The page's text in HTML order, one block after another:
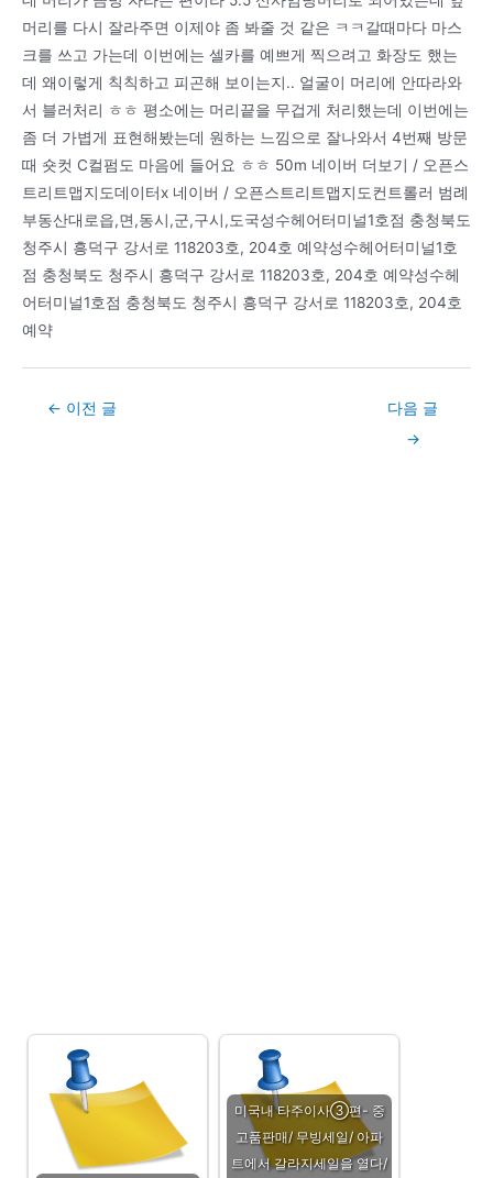
머리를 다시 잘라주면 이제야 좀 봐줄 것 같은 ㅋㅋ갈때마다 마스
크를 쓰고 가는데 이번에는 셀카를 예쁘게 찍으려고 화장도 했는
데 왜이렇게 칙칙하고 피곤해 보이는지.. 얼굴이 머리에 안따라와
서 블러처리 ㅎㅎ 평소에는 머리끝을 무겁게 처리했는데 이번에는
좀 더 가볍게 표현해봤는데 원하는 느낌으로 잘나와서 4번째 방문
때 숏컷 C컬펌도 마음에 들어요 ㅎㅎ 50m 네이버 더보기 / 오픈스
트리트맵지도데이터x 네이버 / 오픈스트리트맵지도컨트롤러 범례
부동산대로읍,면,동시,군,구시,도국성수헤어터미널1호점 충청북도
청주시 흥덕구 강서로 118203호, 204호 예약성수헤어터미널1호
점 충청북도 청주시 흥덕구 강서로 118203호, 204호 예약성수헤
어터미널1호점 충청북도 청주시 흥덕구 강서로 118203호, 204호
예약
Post← 이전 글
다음 글
→
미국내 타주이사③편- 중
고품판매/ 무빙세일/ 아파
트에서 갈라지세일을 열다/